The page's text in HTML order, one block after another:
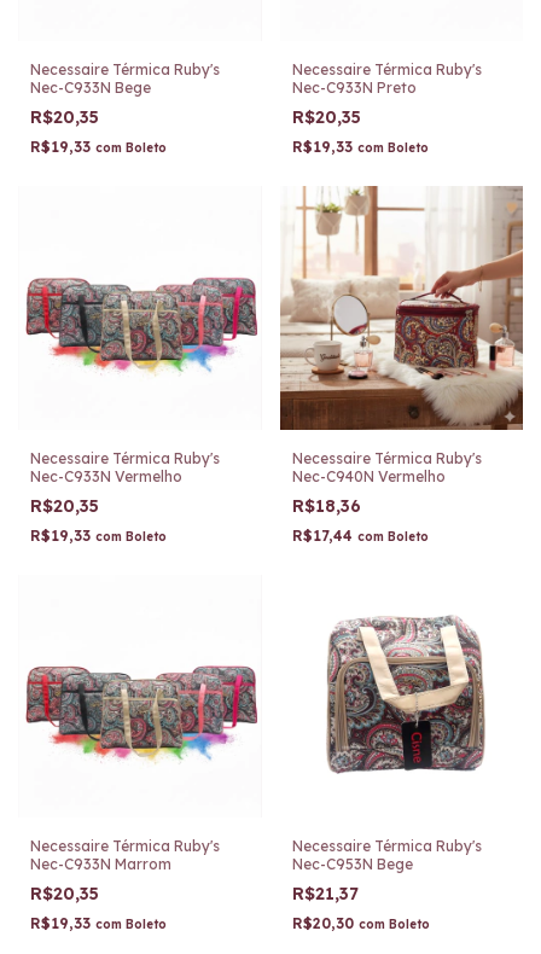
Necessaire Térmica Ruby's
Nec-C933N Bege
R$20,35
R$19,33 com Boleto
Necessaire Térmica Ruby's
Nec-C933N Preto
R$20,35
R$19,33 com Boleto
Necessaire Térmica Ruby's
Nec-C933N Vermelho
R$20,35
R$19,33 com Boleto
Necessaire Térmica Ruby's
Nec-C940N Vermelho
R$18,36
R$17,44 com Boleto
Necessaire Térmica Ruby's
Nec-C933N Marrom
R$20,35
R$19,33 com Boleto
Necessaire Térmica Ruby's
Nec-C953N Bege
R$21,37
R$20,30 com Boleto